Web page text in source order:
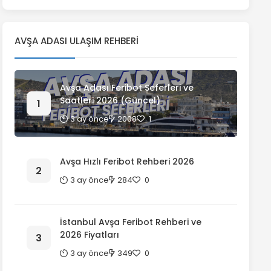
AVŞA ADASI ULAŞIM REHBERI
Avşa Adası Feribot Seferleri ve
Saatleri 2026 (Güncel)
3 ay önce 2008 1
Avşa Hızlı Feribot Rehberi 2026
3 ay önce 284 0
İstanbul Avşa Feribot Rehberi ve
2026 Fiyatları
3 ay önce 349 0